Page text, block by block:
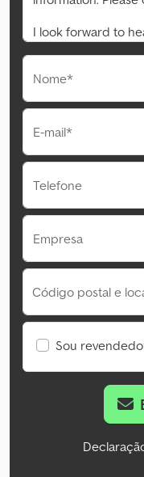
Nome*
E-mail*
Telefone
Empresa
Código postal e
Sou